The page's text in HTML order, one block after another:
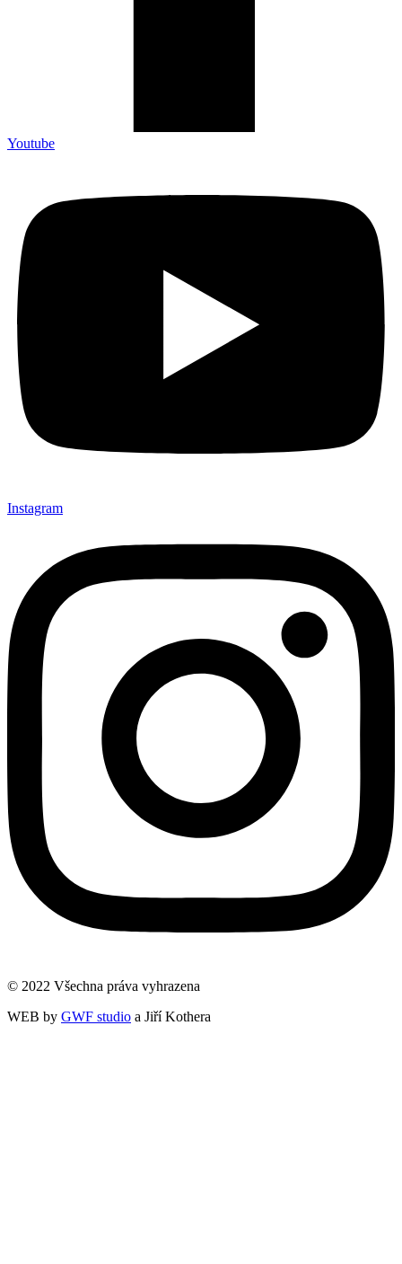
Youtube
Instagram
© 2022 Všechna práva vyhrazena
WEB by GWF studio a Jiří Kothera